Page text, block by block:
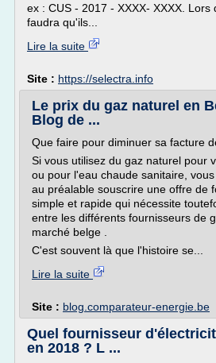
ex : CUS - 2017 - XXXX- XXXX. Lors
faudra qu'ils...
Lire la suite
Site : https://selectra.info
Le prix du gaz naturel en
Blog de ...
Que faire pour diminuer sa facture
Si vous utilisez du gaz naturel pour
ou pour l'eau chaude sanitaire,
au préalable souscrire une offre de
simple et rapide qui nécessite
entre les différents fournisseurs de
marché belge .
C'est souvent là que l'histoire se...
Lire la suite
Site : blog.comparateur-energie.be
Quel fournisseur
en 2018 ? L ...